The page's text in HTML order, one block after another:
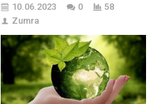
Çocukların dünyasında sadece
bir eğlence aracı değil, aynı
zamanda öğrenme, keşfetme,
kendini ifade etme ve sosyal
beceriler kazanma yoludur.
Çocuklar için oyun, yaşamlarının
ayrılmaz ve belki de en eğlenceli
10.06.2023 0
58
Zumra